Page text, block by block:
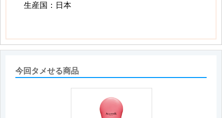
生産国：日本
今回タメせる商品